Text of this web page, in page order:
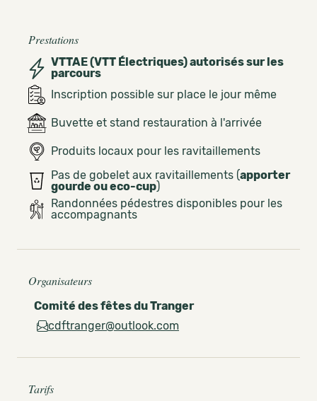
Prestations
VTTAE (VTT Électriques) autorisés sur les
parcours
Inscription possible sur place le jour même
Buvette et stand restauration à l'arrivée
Produits locaux pour les ravitaillements
Pas de gobelet aux ravitaillements (apporter
gourde ou eco-cup)
Randonnées pédestres disponibles pour les
accompagnants
Organisateurs
Comité des fêtes du Tranger
cdftranger@outlook.com
Tarifs